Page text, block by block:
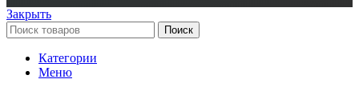
Закрыть
Поиск
Категории
Меню